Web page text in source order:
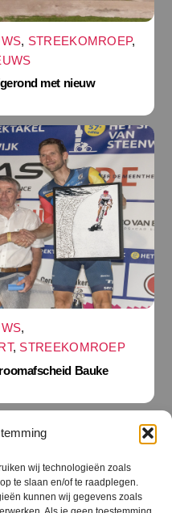
wij technologieën zoals
te slaan en/of te raadplegen.
kunnen wij gegevens zoals
, STREEKOMROEP,
met nieuw
,
, STREEKOMROEP
Bauke
Terug
naar
boven